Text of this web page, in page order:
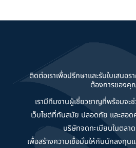
ติดต่อเราเพื่อปรึกษาและรับใบเสนอ
ต้องการของคุ
เรามีทีมงานผู้เชี่ยวชาญที่พร้อมจ
เว็บไซต์ที่ทันสมัย ปลอดภัย และสอ
บริษัทจดทะเบียนในตล
เพื่อสร้างความเชื่อมั่นให้กับนักลงทุน